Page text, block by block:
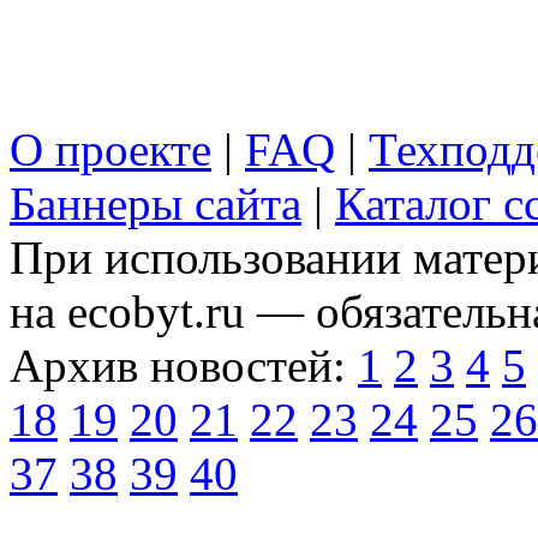
О проекте | FAQ |
Баннеры сайта | Каталог
При использовании
на ecobyt.ru —
Архив новостей: 1 2 3 4 5
18 19 20 21 22 23 24 25 26
37 38 39 40